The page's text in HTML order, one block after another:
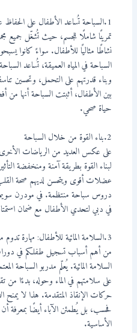
1.السباحة تُساعد الأطفال على الحفاظ
تمرينًا شاملًا للجسم، حيث تُشغّل جميع
نشاطًا مثاليًا للأطفال. سواءً كانوا يسبحون
السباحة في المياه العميقة، تُساعد
وبناء قدرتهم على التحمل، وتحسين
بين الأطفال، أثبتت السباحة أنها من
حياة صحي.
على عكس العديد من الرياضات الأخرى،
لبناء القوة بطريقة آمنة ومنخفضة
عضلات أقوى ويتحسن لديهم صحة القلب
دروس سباحة منتظمة. في مودرن
في دبي لتحدي الأطفال مع ضمان
من أهم أسباب تسجيل طفلكم في دورات
السلامة المائية. يُعلّم مدربو السباحة
على سلامتهم في الماء وحوله، بدءًا من
حركات الإنقاذ المتقدمة. هذا لا يمنح
فحسب، بل يُطمئن الآباء أيضًا بمعرفة أن
الأساسية.